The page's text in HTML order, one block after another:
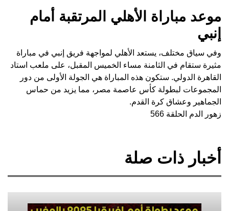
موعد مباراة الأهلي المرتقبة أمام
إنبي
وفي سياق مختلف، يستعد الأهلي لمواجهة فريق إنبي في مباراة
مثيرة ستقام في الثامنة مساء الخميس المقبل، على ملعب استاد
القاهرة الدولي. ستكون هذه المباراة هي الجولة الأولى من دور
المجموعات لبطولة كأس عاصمة مصر، مما يزيد من حماس
الجماهير وعشاق كرة القدم.
زهور الدم الحلقة 566
أخبار ذات صلة